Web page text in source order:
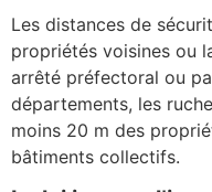
Les distances de
propriétés voisines ou
arrêté préfectoral ou
départements, les
moins 20 m des
bâtiments collectifs.